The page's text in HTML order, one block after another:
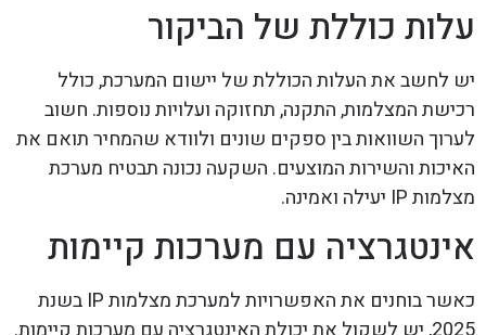
עלות כוללת של הביקור
יש לחשב את העלות הכוללת של יישום המערכת, כולל
רכישת המצלמות, התקנה, תחזוקה ועלויות נוספות. חשוב
לערוך השוואות בין ספקים שונים ולוודא שהמחיר תואם את
האיכות והשירות המוצעים. השקעה נכונה תבטיח מערכת
מצלמות IP יעילה ואמינה.
אינטגרציה עם מערכות קיימות
כאשר בוחנים את האפשרויות למערכת מצלמות IP בשנת